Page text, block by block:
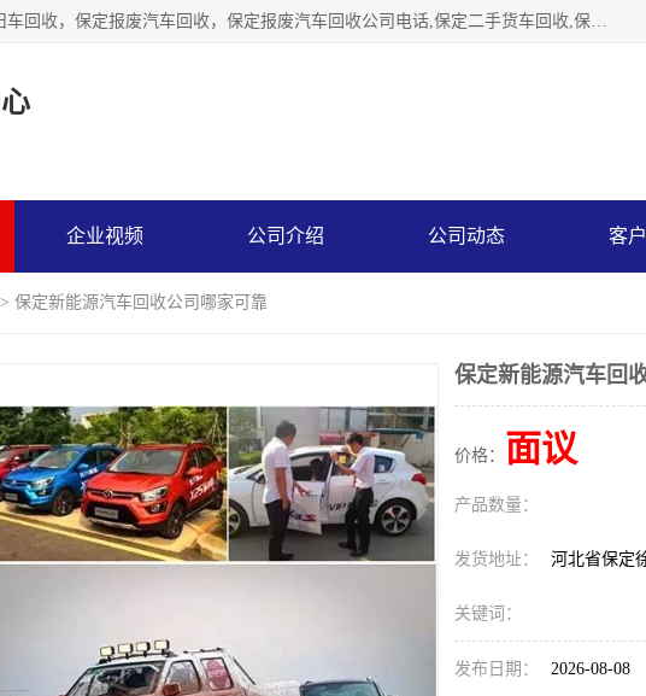
保定辉领再生资源回收有限公司主要经营保定旧车回收，保定报废汽车回收，保定报废汽车回收公司电话,保定二手货车回收,保定黄标车回收, 保定黄标车回收，保定哪里收报废车，保定废旧汽车回收，保定汽车报废手续办理，保定汽车解体厂。将通过采取区域限行促进淘汰、经济补助激励新、加大上路*法处罚、加强达标排放监管等综合措施，对老旧机动车逐步实行末位淘汰，加快老旧机动车淘汰新
企业视频 公司介绍 公司动态 客
> 保定新能源汽车回收公司哪家可靠
保定新能源汽车回
价格： 面议
产品数量：
发货地址： 河北省保定
关键词：
发布日期： 2026-08-08